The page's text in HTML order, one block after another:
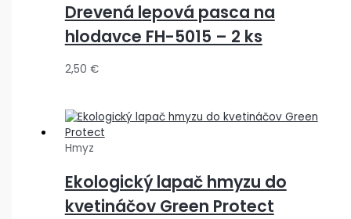
Drevená lepová pasca na
hlodavce FH-5015 – 2 ks
2,50 €
Hmyz
Ekologický lapač hmyzu do
kvetináčov Green Protect